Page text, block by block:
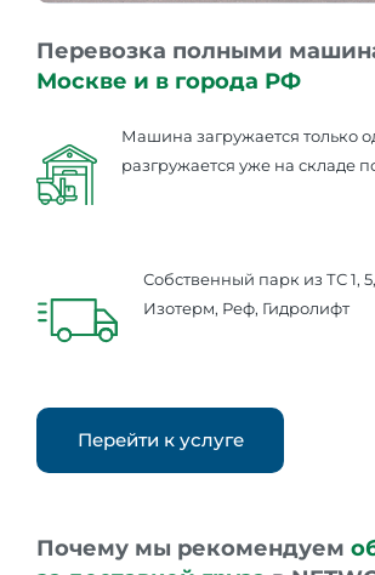
Перевозка полными
Москве и в города РФ
Машина загружается только
разгружается уже на складе
Собственный парк из ТС 1, 5,
Изотерм, Реф, Гидролифт
Перейти к услуге
Почему мы рекомендуем